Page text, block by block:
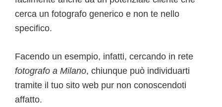
cerca un fotografo generico e non te nello
specifico.
Facendo un esempio, infatti, cercando in rete
fotografo a Milano, chiunque può individuarti
tramite il tuo sito web pur non conoscendoti
affatto.